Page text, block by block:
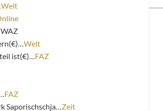
Welt
Welt
ist(€)… FAZ
FAZ
Zeit